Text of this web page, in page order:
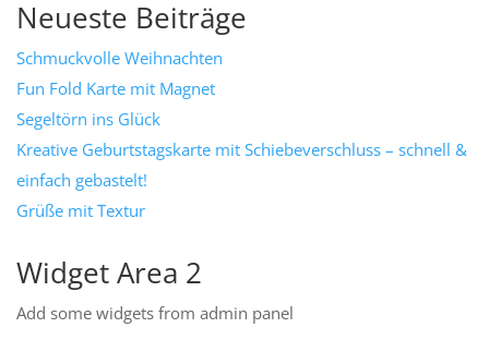
Neueste Beiträge
Schmuckvolle Weihnachten
Fun Fold Karte mit Magnet
Segeltörn ins Glück
Kreative Geburtstagskarte mit Schiebeverschluss – schnell &
einfach gebastelt!
Grüße mit Textur
Widget Area 2
Add some widgets from admin panel